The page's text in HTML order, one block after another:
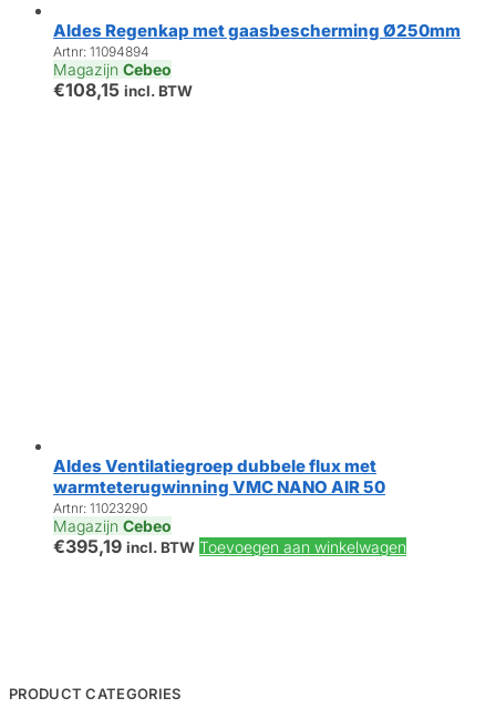
Aldes Regenkap met gaasbescherming Ø250mm
Artnr: 11094894
Magazijn Cebeo
€108,15 incl. BTW
Aldes Ventilatiegroep dubbele flux met
warmteterugwinning VMC NANO AIR 50
Artnr: 11023290
Magazijn Cebeo
€395,19 incl. BTW Toevoegen aan winkelwagen
PRODUCT CATEGORIES